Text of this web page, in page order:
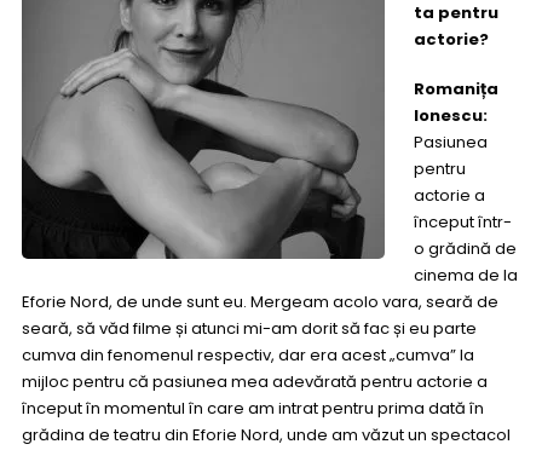
ta pentru
actorie?
Romanița
Ionescu:
Pasiunea
pentru
actorie a
început într-
o grădină de
cinema de la
Eforie Nord, de unde sunt eu. Mergeam acolo vara, seară de
seară, să văd filme și atunci mi-am dorit să fac și eu parte
cumva din fenomenul respectiv, dar era acest „cumva” la
mijloc pentru că pasiunea mea adevărată pentru actorie a
început în momentul în care am intrat pentru prima dată în
grădina de teatru din Eforie Nord, unde am văzut un spectacol